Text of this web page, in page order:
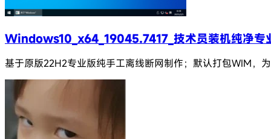
Windows10_x64_19045.7417_技术员装机纯净
基于原版22H2专业版纯手工离线断网制作；默认打包WIM，